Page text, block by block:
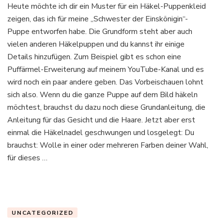
du
deiner
Häkelpuppe
Kleid
häkelst
Heute möchte ich dir ein Muster für ein Häkel-Puppenkleid
zeigen, das ich für meine „Schwester der Einskönigin“-
Puppe entworfen habe. Die Grundform steht aber auch
vielen anderen Häkelpuppen und du kannst ihr einige
Details hinzufügen. Zum Beispiel gibt es schon eine
Puffärmel-Erweiterung auf meinem YouTube-Kanal und es
wird noch ein paar andere geben. Das Vorbeischauen lohnt
sich also. Wenn du die ganze Puppe auf dem Bild häkeln
möchtest, brauchst du dazu noch diese Grundanleitung, die
Anleitung für das Gesicht und die Haare. Jetzt aber erst
einmal die Häkelnadel geschwungen und losgelegt: Du
brauchst: Wolle in einer oder mehreren Farben deiner Wahl,
für dieses …
UNCATEGORIZED